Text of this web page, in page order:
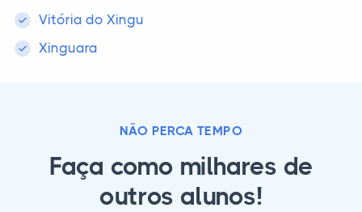
Vitória do Xingu
Xinguara
NÃO PERCA TEMPO
Faça como milhares de
outros alunos!